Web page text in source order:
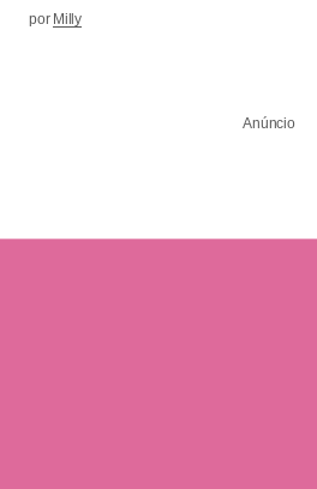
por Milly
Anúncio